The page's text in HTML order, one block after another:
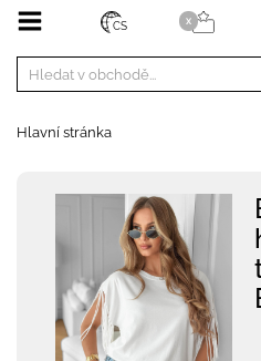
CS X
Hlavní stránka